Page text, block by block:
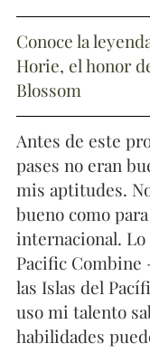
Conoce la
Horie, el honor
Blossom
Antes de este
pases no eran
mis aptitudes.
bueno como
internacional.
Pacific Combine
las Islas del
uso mi talento
habilidades